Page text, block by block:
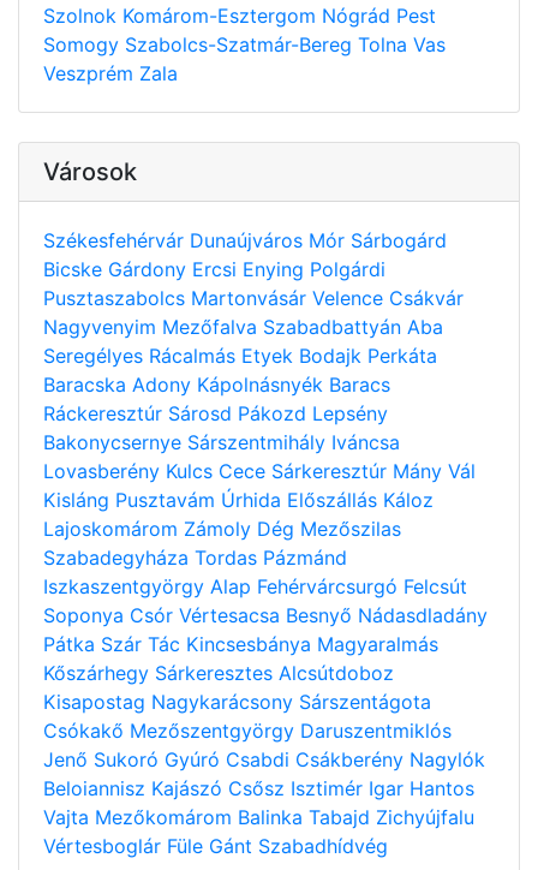
Szolnok Komárom-Esztergom Nógrád Pest
Somogy Szabolcs-Szatmár-Bereg Tolna Vas
Veszprém Zala
Városok
Székesfehérvár Dunaújváros Mór Sárbogárd
Bicske Gárdony Ercsi Enying Polgárdi
Pusztaszabolcs Martonvásár Velence Csákvár
Nagyvenyim Mezőfalva Szabadbattyán Aba
Seregélyes Rácalmás Etyek Bodajk Perkáta
Baracska Adony Kápolnásnyék Baracs
Ráckeresztúr Sárosd Pákozd Lepsény
Bakonycsernye Sárszentmihály Iváncsa
Lovasberény Kulcs Cece Sárkeresztúr Mány Vál
Kisláng Pusztavám Úrhida Előszállás Káloz
Lajoskomárom Zámoly Dég Mezőszilas
Szabadegyháza Tordas Pázmánd
Iszkaszentgyörgy Alap Fehérvárcsurgó Felcsút
Soponya Csór Vértesacsa Besnyő Nádasdladány
Pátka Szár Tác Kincsesbánya Magyaralmás
Kőszárhegy Sárkeresztes Alcsútdoboz
Kisapostag Nagykarácsony Sárszentágota
Csókakő Mezőszentgyörgy Daruszentmiklós
Jenő Sukoró Gyúró Csabdi Csákberény Nagylók
Beloiannisz Kajászó Csősz Isztimér Igar Hantos
Vajta Mezőkomárom Balinka Tabajd Zichyújfalu
Vértesboglár Füle Gánt Szabadhídvég